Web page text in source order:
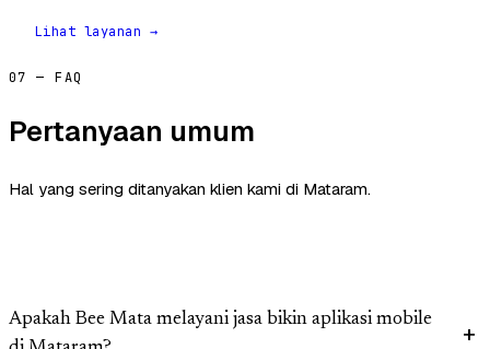
Lihat layanan →
07 — FAQ
Pertanyaan umum
Hal yang sering ditanyakan klien kami di Mataram.
Apakah Bee Mata melayani jasa bikin aplikasi mobile